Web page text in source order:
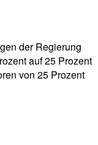
der Regierung
auf 25 Prozent
von 25 Prozent